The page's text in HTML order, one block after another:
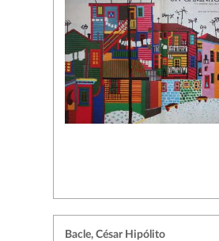
Bacle, César Hipólito